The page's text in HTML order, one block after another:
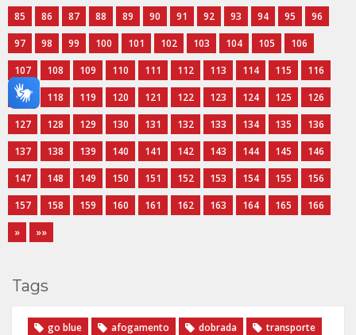
85
86 87 88 89 90 91 92 93 94 95
96
97
98 99 100 101 102 103 104 105
106
107
108 109 110 111 112 113 114 115
116
117
118 119 120 121 122 123 124 125
126
127
128 129 130 131 132 133 134 135
136
137
138 139 140 141 142 143 144 145
146
147
148 149 150 151 152 153 154 155
156
157
158 159 160 161 162 163 164 165
166
»
»»
Tags
go blue afogamento dobrada
transporte